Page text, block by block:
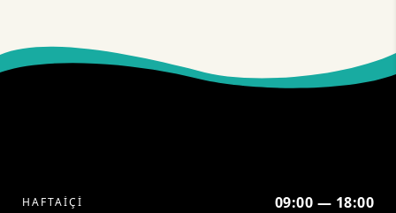
HAFTAİÇİ 09:00 — 18:00